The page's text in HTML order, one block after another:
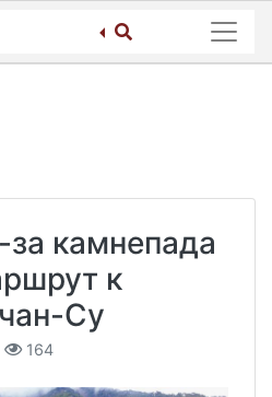
камнепада
к
Су
164